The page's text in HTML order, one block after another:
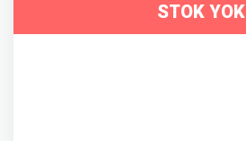
STOK YOK